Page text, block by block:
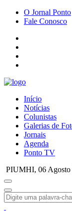
O Jornal Ponto
Fale Conosco
Início
Notícias
Colunistas
Galerias de
Jornais
Agenda
Ponto TV
PIUMHI, 06